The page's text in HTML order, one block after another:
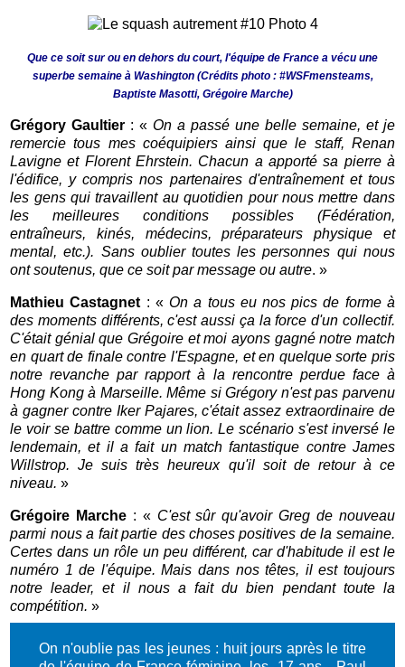
Que ce soit sur ou en dehors du court, l'équipe de France a vécu une
superbe semaine à Washington (Crédits photo : #WSFmensteams,
Baptiste Masotti, Grégoire Marche)
Grégory Gaultier : «On a passé une belle semaine, et je
remercie tous mes coéquipiers ainsi que le staff, Renan
Lavigne et Florent Ehrstein. Chacun a apporté sa pierre à
l'édifice, y compris nos partenaires d'entraînement et tous
les gens qui travaillent au quotidien pour nous mettre dans
les meilleures conditions possibles (Fédération,
entraîneurs, kinés, médecins, préparateurs physique et
mental, etc.). Sans oublier toutes les personnes qui nous
ont soutenus, que ce soit par message ou autre. »
Mathieu Castagnet : «On a tous eu nos pics de forme à
des moments différents, c'est aussi ça la force d'un collectif.
C'était génial que Grégoire et moi ayons gagné notre match
en quart de finale contre l'Espagne, et en quelque sorte pris
notre revanche par rapport à la rencontre perdue face à
Hong Kong à Marseille. Même si Grégory n'est pas parvenu
à gagner contre Iker Pajares, c'était assez extraordinaire de
le voir se battre comme un lion. Le scénario s'est inversé le
lendemain, et il a fait un match fantastique contre James
Willstrop. Je suis très heureux qu'il soit de retour à ce
niveau.»
Grégoire Marche : « C'est sûr qu'avoir Greg de nouveau
parmi nous a fait partie des choses positives de la semaine.
Certes dans un rôle un peu différent, car d'habitude il est le
numéro 1 de l'équipe. Mais dans nos têtes, il est toujours
notre leader, et il nous a fait du bien pendant toute la
compétition.»
On n'oublie pas les jeunes : huit jours après le titre